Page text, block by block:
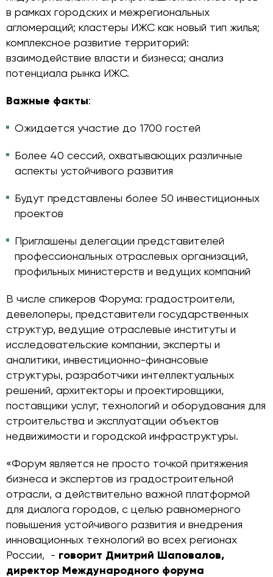
в рамках городских и межрегиональных
агломераций; кластеры ИЖС как новый тип жилья;
комплексное развитие территорий:
взаимодействие власти и бизнеса; анализ
потенциала рынка ИЖС.
Важные факты:
Ожидается участие до 1700 гостей
Более 40 сессий, охватывающих различные
аспекты устойчивого развития
Будут представлены более 50 инвестиционных
проектов
Приглашены делегации представителей
профессиональных отраслевых организаций,
профильных министерств и ведущих компаний
В числе спикеров Форума: градостроители,
девелоперы, представители государственных
структур, ведущие отраслевые институты и
исследовательские компании, эксперты и
аналитики, инвестиционно-финансовые
структуры, разработчики интеллектуальных
решений, архитекторы и проектировщики,
поставщики услуг, технологий и оборудования для
строительства и эксплуатации объектов
недвижимости и городской инфраструктуры.
«Форум является не просто точкой притяжения
бизнеса и экспертов из градостроительной
отрасли, а действительно важной платформой
для диалога городов, с целью равномерного
повышения устойчивого развития и внедрения
инновационных технологий во всех регионах
России, - говорит Дмитрий Шаповалов,
директор Международного форума